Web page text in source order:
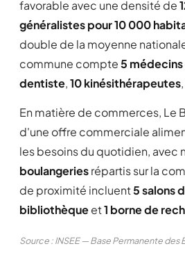
favorable avec une densité de
généralistes pour 10 000
double de la moyenne
commune compte5
dentiste,10 kinésithérapeutes,
En matière de commerces, Le
d'une offre commerciale
les besoins du quotidien, avec
boulangeriesrépartis sur la
de proximité incluent5 salons
bibliothèqueet1 borne de
Source : INSEE — Base Permanente